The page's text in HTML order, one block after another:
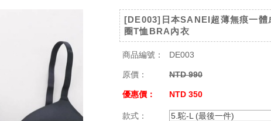
[DE003]日本SANEI超薄無痕一體
圈T恤BRA內衣
商品編號： DE003
原價： NTD 990
優惠價： NTD 350
款式： 5.駝-L (最後一件)